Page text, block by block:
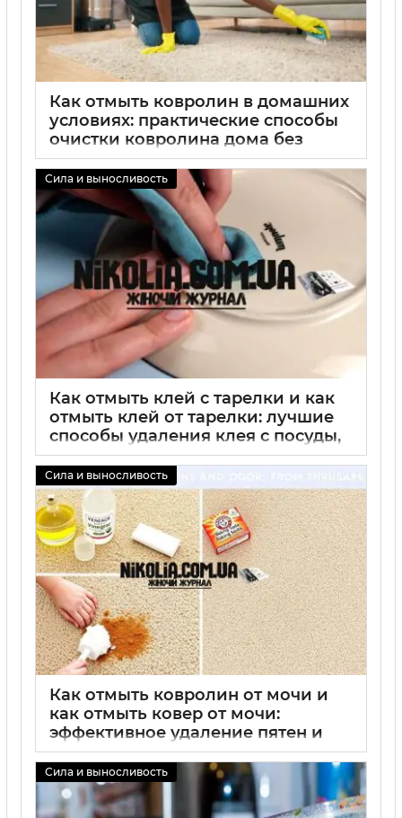
Как отмыть ковролин в домашних
условиях: практические способы
очистки ковролина дома без
химических средств
02 09 2025 0
Сила и выносливость
Как отмыть клей с тарелки и как
отмыть клей от тарелки: лучшие
способы удаления клея с посуды,
простые средства и советы
02 09 2025 0
Сила и выносливость
Как отмыть ковролин от мочи и
как отмыть ковер от мочи:
эффективное удаление пятен и
запаха, советы по чистке
ковролина и ковра
02 09 2025
Сила и выносливость